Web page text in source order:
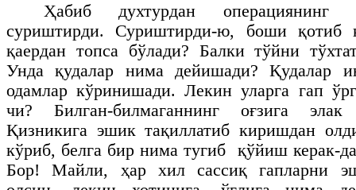
Ҳабиб духтурдан операциянинг
суриштирди. Суриштирди-ю, боши қотиб
қаердан топса бўлади? Балки тўйни
Унда қудалар нима дейишади? Қудалар
одамлар кўринишади. Лекин уларга гап
чи? Билган-билмаганнинг оғзига
Қизникига эшик тақиллатиб киришдан
кўриб, белга бир нима тугиб қўйиш керак-
Бор! Майли, ҳар хил сассиқ гапларни